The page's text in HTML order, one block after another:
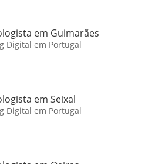
em Guimarães
Digital em Portugal
em Seixal
Digital em Portugal